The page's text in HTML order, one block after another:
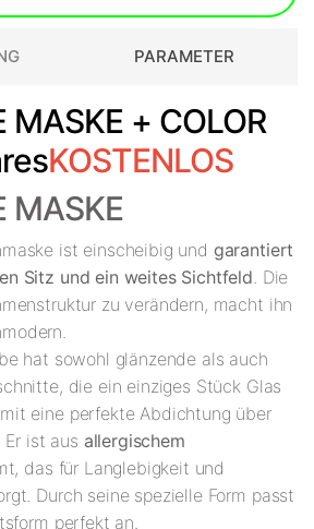
PARAMETER
MASKE + COLOR
KOSTENLOS
MASKE
ist einscheibig und garantiert
Sitz und ein weites Sichtfeld. Die
zu verändern, macht ihn
hat sowohl glänzende als auch
die ein einziges Stück Glas
eine perfekte Abdichtung über
ist aus allergischem
das für Langlebigkeit und
Durch seine spezielle Form passt
perfekt an.